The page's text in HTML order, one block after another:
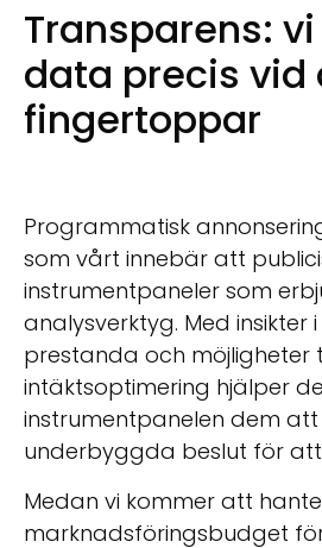
Transparens:
data precis vid
fingertoppar
Programmatisk
som vårt innebär att
instrumentpaneler som
analysverktyg. Med insikter
prestanda och möjligheter
intäktsoptimering hjälper
instrumentpanelen dem
underbyggda beslut för
Medan vi kommer att
marknadsföringsbudget